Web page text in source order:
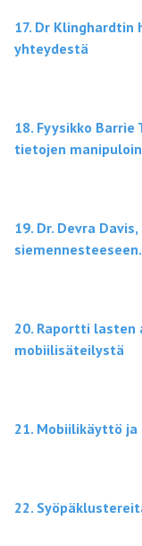
17. Dr
yhteydestä
18. Fyysikko
tietojen
19. Dr. Devra
siemennesteeseen.
20. Raportti lasten
mobiilisäteilystä
21. Mobiilikäyttö ja
22.